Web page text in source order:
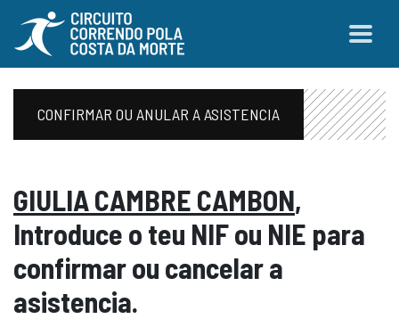
CONFIRMAR OU ANULAR A ASISTENCIA
GIULIA CAMBRE CAMBON,
Introduce o teu NIF ou NIE para
confirmar ou cancelar a
asistencia.